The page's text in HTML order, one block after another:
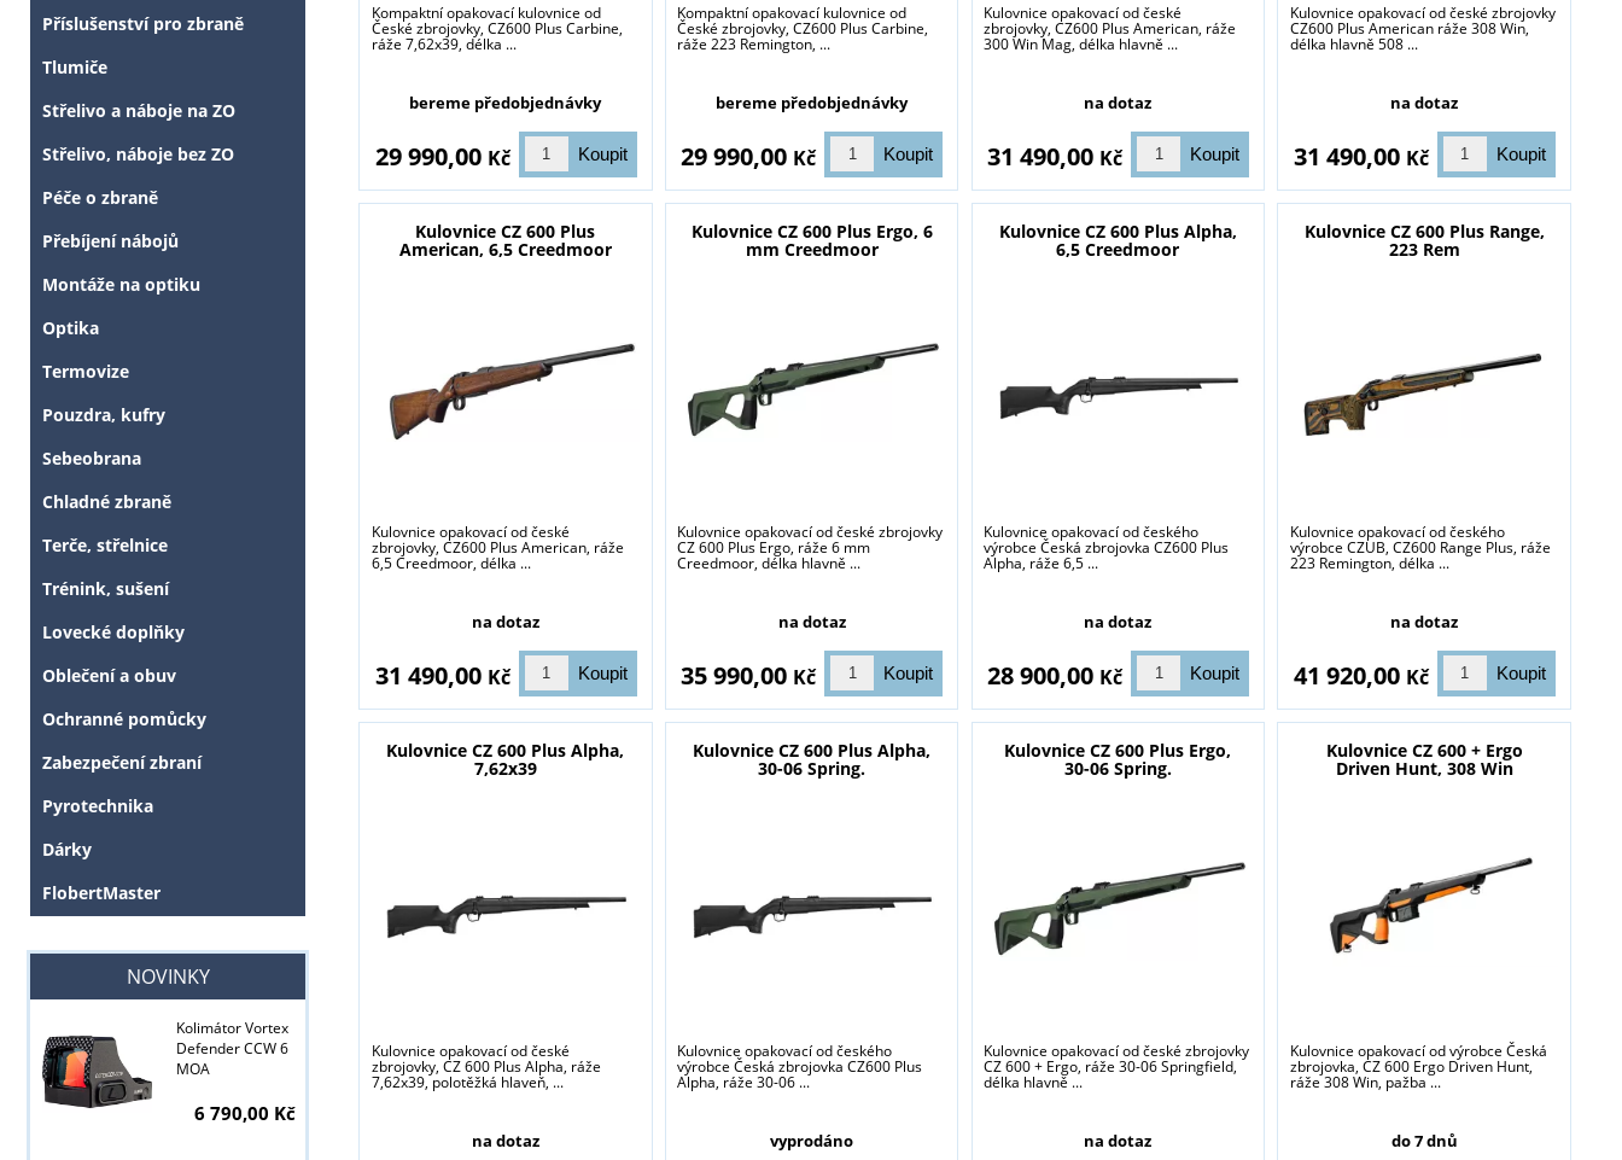
Kompaktní opakovací kulovnice od
České zbrojovky, CZ600 Plus Carbine,
ráže 7,62x39, délka ...
bereme předobjednávky
29 990,00 Kč
Kompaktní opakovací kulovnice od
České zbrojovky, CZ600 Plus Carbine,
ráže 223 Remington, ...
bereme předobjednávky
29 990,00 Kč
Kulovnice opakovací od české
zbrojovky, CZ600 Plus American, ráže
300 Win Mag, délka hlavně ...
na dotaz
31 490,00 Kč
Kulovnice opakovací od české zbrojovky
CZ600 Plus American ráže 308 Win,
délka hlavně 508 ...
na dotaz
31 490,00 Kč
Kulovnice CZ 600 Plus
American, 6,5 Creedmoor
Kulovnice opakovací od české
zbrojovky, CZ600 Plus American, ráže
6,5 Creedmoor, délka ...
na dotaz
31 490,00 Kč
Kulovnice CZ 600 Plus Ergo, 6
mm Creedmoor
Kulovnice opakovací od české zbrojovky
CZ 600 Plus Ergo, ráže 6 mm
Creedmoor, délka hlavně ...
na dotaz
35 990,00 Kč
Kulovnice CZ 600 Plus Alpha,
6,5 Creedmoor
Kulovnice opakovací od českého
výrobce Česká zbrojovka CZ600 Plus
Alpha, ráže 6,5 ...
na dotaz
28 900,00 Kč
Kulovnice CZ 600 Plus Range,
223 Rem
Kulovnice opakovací od českého
výrobce CZUB, CZ600 Range Plus, ráže
223 Remington, délka ...
na dotaz
41 920,00 Kč
Kulovnice CZ 600 Plus Alpha,
7,62x39
Kulovnice opakovací od české
zbrojovky, CZ 600 Plus Alpha, ráže
7,62x39, polotěžká hlaveň, ...
na dotaz
Kulovnice CZ 600 Plus Alpha,
30-06 Spring.
Kulovnice opakovací od českého
výrobce Česká zbrojovka CZ600 Plus
Alpha, ráže 30-06 ...
vyprodáno
Kulovnice CZ 600 Plus Ergo,
30-06 Spring.
Kulovnice opakovací od české zbrojovky
CZ 600 + Ergo, ráže 30-06 Springfield,
délka hlavně ...
na dotaz
Kulovnice CZ 600 + Ergo
Driven Hunt, 308 Win
Kulovnice opakovací od výrobce Česká
zbrojovka, CZ 600 Ergo Driven Hunt,
ráže 308 Win, pažba ...
do 7 dnů
Příslušenství pro zbraně
Tlumiče
Střelivo a náboje na ZO
Střelivo, náboje bez ZO
Péče o zbraně
Přebíjení nábojů
Montáže na optiku
Optika
Termovize
Pouzdra, kufry
Sebeobrana
Chladné zbraně
Terče, střelnice
Trénink, sušení
Lovecké doplňky
Oblečení a obuv
Ochranné pomůcky
Zabezpečení zbraní
Pyrotechnika
Dárky
FlobertMaster
NOVINKY
Kolimátor Vortex
Defender CCW 6
MOA
6 790,00 Kč
Tyto stránky jsou určeny pouze odborné veřejnosti od 18 let a podnikatelům v oblasti zbraně a